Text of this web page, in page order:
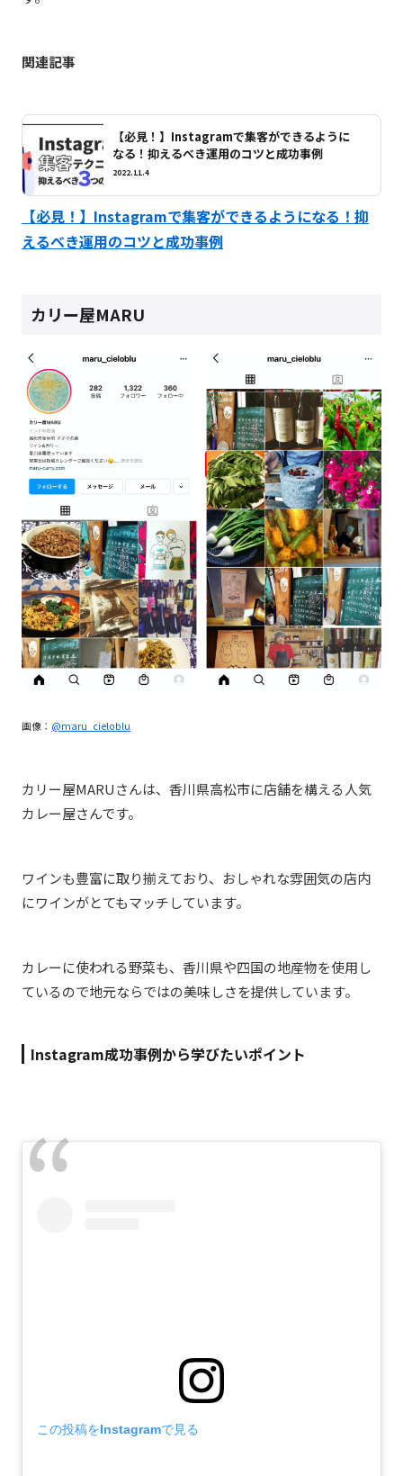
関連記事
【必見！】Instagramで集客ができるように
なる！抑えるべき運用のコツと成功事例
2022.11.4
【必見！】Instagramで集客ができるようになる！抑
えるべき運用のコツと成功事例
カリー屋MARU
画像： @maru_cieloblu
カリー屋MARUさんは、香川県高松市に店舗を構える人気
カレー屋さんです。
ワインも豊富に取り揃えており、おしゃれな雰囲気の店内
にワインがとてもマッチしています。
カレーに使われる野菜も、香川県や四国の地産物を使用し
ているので地元ならではの美味しさを提供しています。
Instagram成功事例から学びたいポイント
この投稿をInstagramで見る